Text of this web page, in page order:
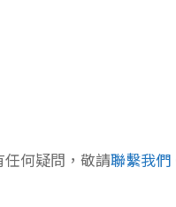
何疑問，敬請聯繫我們